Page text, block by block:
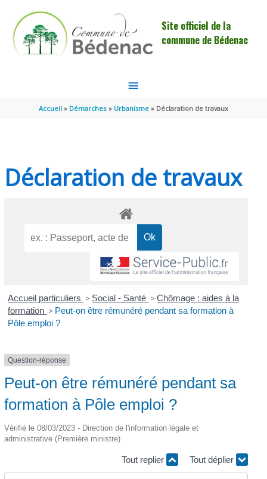
Site officiel de la
commune de Bédenac
MENU
PRINCIPAL
Accueil Démarches Urbanisme Déclaration de travaux
Déclaration de travaux
Accueil particuliers > Social - Santé > Chômage : aides à la
formation > Peut-on être rémunéré pendant sa formation à
Pôle emploi ?
Question-réponse
Peut-on être rémunéré pendant sa
formation à Pôle emploi ?
Vérifié le 08/03/2023 - Direction de l'information légale et
administrative (Première ministre)
Tout replier Tout déplier